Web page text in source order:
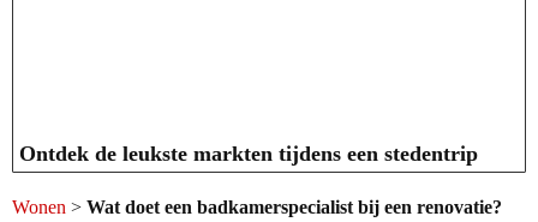
Ontdek de leukste markten tijdens een stedentrip
Wonen > Wat doet een badkamerspecialist bij een renovatie?